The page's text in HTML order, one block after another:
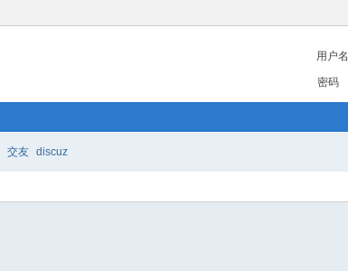
用户名
密码
交友 discuz